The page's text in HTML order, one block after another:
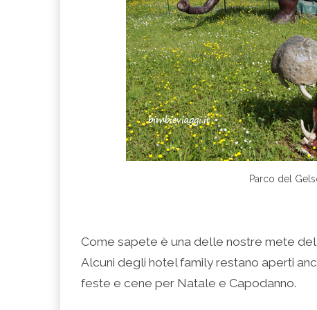
Parco del
Come sapete è una delle nostre mete
Alcuni degli hotel family restano aperti
feste e cene per Natale e Capodanno.